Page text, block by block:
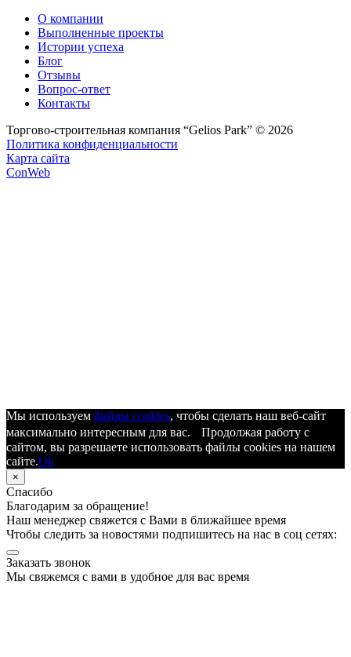
О компании
Выполненные проекты
Истории успеха
Блог
Отзывы
Вопрос-ответ
Контакты
Торгово-строительная компания “Gelios Park” © 2026
Политика конфиденциальности
Карта сайта
ConWeb
Мы используем файлы cookies, чтобы сделать наш веб-сайт
максимально интересным для вас. Продолжая работу с
сайтом, вы разрешаете использовать файлы cookies на нашем
сайте.Ok
×
Спасибо
Благодарим за обращение!
Наш менеджер свяжется с Вами в ближайшее время
Чтобы следить за новостями подпишитесь на нас в соц сетях:
Заказать звонок
Мы свяжемся с вами в удобное для вас время